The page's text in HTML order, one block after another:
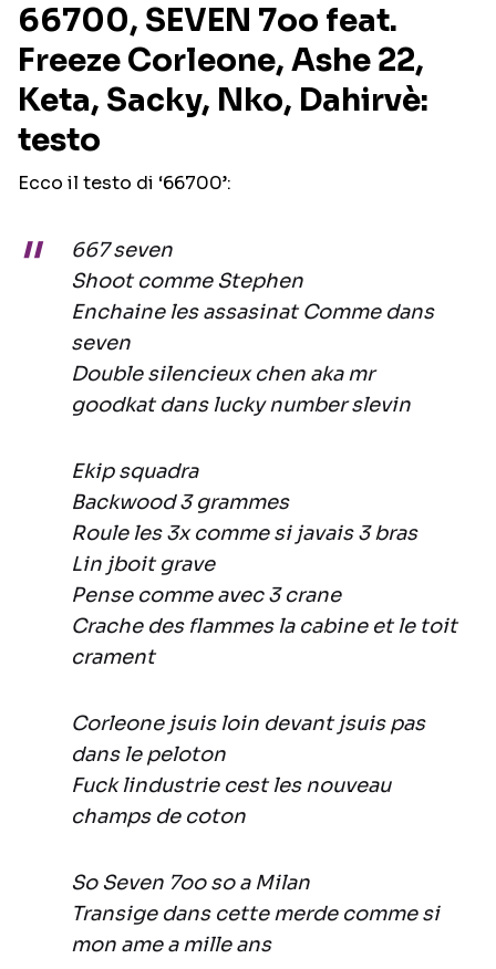
66700, SEVEN 7oo feat.
Freeze Corleone, Ashe 22,
Keta, Sacky, Nko, Dahirvè:
testo
Ecco il testo di ‘66700’:
667 seven
Shoot comme Stephen
Enchaine les assasinat Comme dans
seven
Double silencieux chen aka mr
goodkat dans lucky number slevin
Ekip squadra
Backwood 3 grammes
Roule les 3x comme si javais 3 bras
Lin jboit grave
Pense comme avec 3 crane
Crache des flammes la cabine et le toit
crament
Corleone jsuis loin devant jsuis pas
dans le peloton
Fuck lindustrie cest les nouveau
champs de coton
So Seven 7oo so a Milan
Transige dans cette merde comme si
mon ame a mille ans